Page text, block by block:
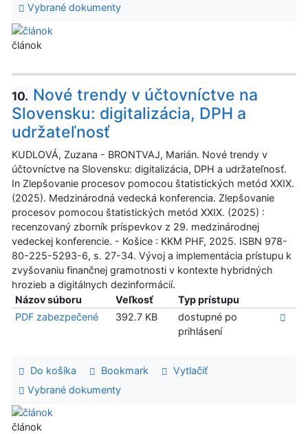
Vybrané dokumenty
článok
10. Nové trendy v účtovníctve na
Slovensku: digitalizácia, DPH a
udržateľnosť
KUDLOVÁ, Zuzana - BRONTVAJ, Marián. Nové trendy v
účtovníctve na Slovensku: digitalizácia, DPH a udržateľnosť.
In Zlepšovanie procesov pomocou štatistických metód XXIX.
(2025). Medzinárodná vedecká konferencia. Zlepšovanie
procesov pomocou štatistických metód XXIX. (2025) :
recenzovaný zborník príspevkov z 29. medzinárodnej
vedeckej konferencie. - Košice : KKM PHF, 2025. ISBN 978-
80-225-5293-6, s. 27-34. Vývoj a implementácia prístupu k
zvyšovaniu finančnej gramotnosti v kontexte hybridných
hrozieb a digitálnych dezinformácií.
Názov súboru
Veľkosť
Typ prístupu
PDF zabezpečené
392.7 KB
dostupné po
prihlásení
Do košíka Bookmark
Vytlačiť
Vybrané dokumenty
článok